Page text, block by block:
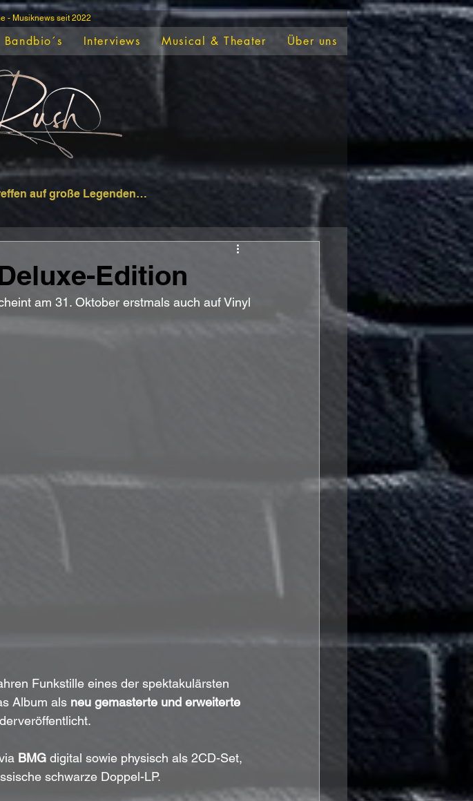
- Musiknews seit 2022
Bandbio´s Interviews Musical & Theater Über uns
auf große Legenden…
Edition
am 31. Oktober erstmals auch auf Vinyl
Funkstille eines der spektakulärsten
Album als neu gemasterte und erweiterte
BMG digital sowie physisch als 2CD-Set,
schwarze Doppel-LP.